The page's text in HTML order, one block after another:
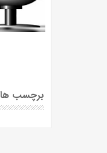
برچسب ها